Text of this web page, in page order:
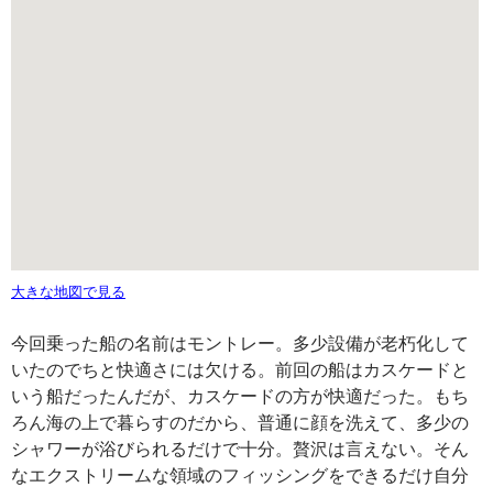
大きな地図で見る
今回乗った船の名前はモントレー。多少設備が老朽化して
いたのでちと快適さには欠ける。前回の船はカスケードと
いう船だったんだが、カスケードの方が快適だった。もち
ろん海の上で暮らすのだから、普通に顔を洗えて、多少の
シャワーが浴びられるだけで十分。贅沢は言えない。そん
なエクストリームな領域のフィッシングをできるだけ自分